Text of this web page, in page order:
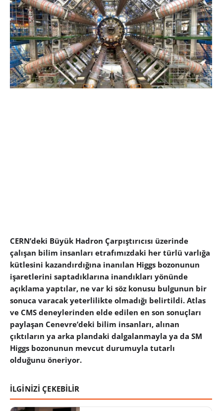
CERN’deki Büyük Hadron Çarpıştırıcısı üzerinde
çalışan bilim insanları etrafımızdaki her türlü varlığa
kütlesini kazandırdığına inanılan Higgs bozonunun
işaretlerini saptadıklarına inandıkları yönünde
açıklama yaptılar, ne var ki söz konusu bulgunun bir
sonuca varacak yeterlilikte olmadığı belirtildi. Atlas
ve CMS deneylerinden elde edilen en son sonuçları
paylaşan Cenevre’deki bilim insanları, alınan
çıktıların ya arka plandaki dalgalanmayla ya da SM
Higgs bozonunun mevcut durumuyla tutarlı
olduğunu öneriyor.
İLGİNİZİ ÇEKEBİLİR